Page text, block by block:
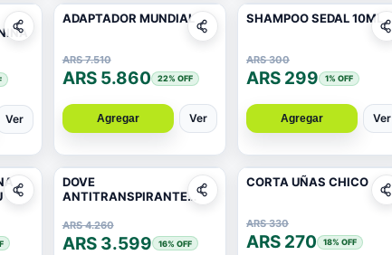
Ver
ADAPTADOR MUNDIAL
ARS 7.510
ARS 5.860 22% OFF
Agregar Ver
SHAMPOO SEDAL 10ML
ARS 300
ARS 299 1% OFF
Agregar Ver
DOVE
ANTITRANSPIRANTE
ARS 4.260
ARS 3.599 16% OFF
CORTA UÑAS CHICO
ARS 330
ARS 270 18% OFF